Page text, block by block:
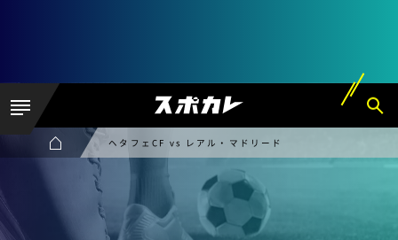
ヘタフェCF vs レアル・マドリード